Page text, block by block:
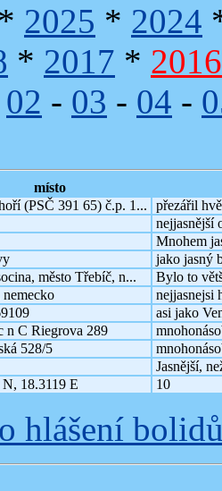
* 2025 * 2024
* 2017 * 2016
02 - 03 - 04 -
místo
(PSČ 391 65) č.p. 1...
přezářil
nejjasnější
Mnohem
jako jasný
město Třebíč, n...
Bylo to
nejjasnejsi
asi jako
n C Riegrova 289
528/5
Jasnější,
18.3119 E 10
hlášení